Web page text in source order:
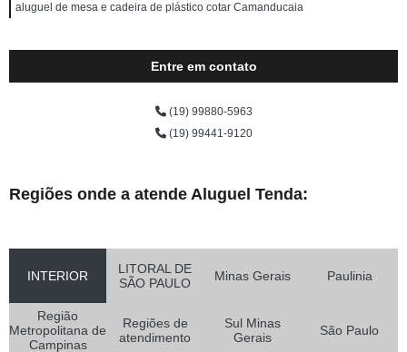
aluguel de mesa e cadeira de plástico cotar Camanducaia
Entre em contato
(19) 99880-5963
(19) 99441-9120
Regiões onde a atende Aluguel Tenda:
INTERIOR
LITORAL DE
SÃO PAULO
Minas Gerais Paulinia
Região
Metropolitana de
Campinas
Regiões de
atendimento
Sul Minas
Gerais
São Paulo